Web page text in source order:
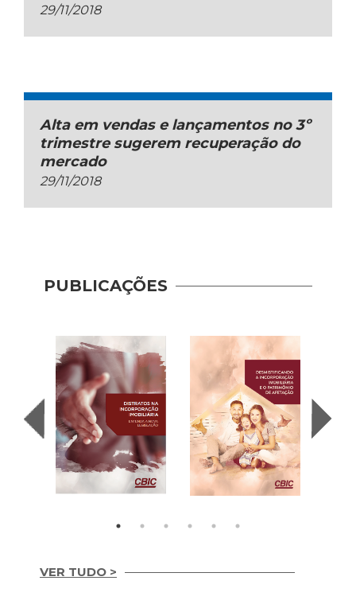
29/11/2018
Alta em vendas e lançamentos no 3º
trimestre sugerem recuperação do
mercado
29/11/2018
PUBLICAÇÕES
VER TUDO >